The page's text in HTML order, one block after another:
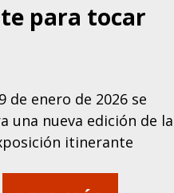
para tocar
de enero de 2026 se
una nueva edición de la
itinerante